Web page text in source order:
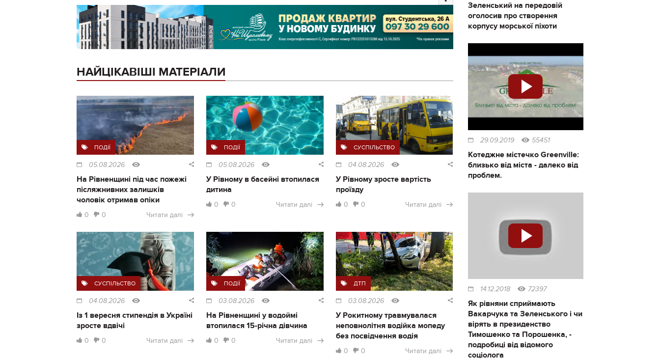
НАЙЦІКАВІШІ МАТЕРІАЛИ
ПОДІЇ
05.08.2026
На Рівненщині під час пожежі
післяжнивних залишків
чоловік отримав опіки
0 0 Читати далі
ПОДІЇ
05.08.2026
У Рівному в басейні втопилася
дитина
0 0 Читати далі
СУСПІЛЬСТВО
04.08.2026
У Рівному зросте вартість
проїзду
0 0 Читати далі
СУСПІЛЬСТВО
04.08.2026
Із 1 вересня стипендія в Україні
зросте вдвічі
0 0 Читати далі
ПОДІЇ
03.08.2026
На Рівненщині у водоймі
втопилася 15-річна дівчина
0 0 Читати далі
ДТП
03.08.2026
У Рокитному травмувалася
неповнолітня водійка мопеду
без посвідчення водія
0 0 Читати далі
Зеленський на передовій
оголосив про створення
корпусу морської піхоти
29.09.2019 55451
Котеджне містечко Greenville:
близько від міста - далеко від
проблем.
14.12.2018 72397
Як рівняни сприймають
Вакарчука та Зеленського і чи
вірять в президенство
Тимошенко та Порошенка, -
подробиці від відомого
соціолога